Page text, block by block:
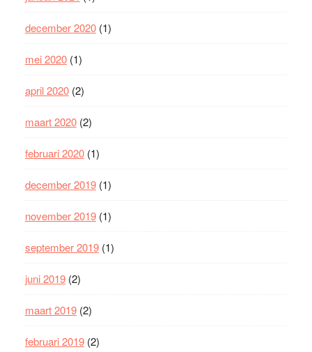
december 2020(1)
mei 2020(1)
april 2020(2)
maart 2020(2)
februari 2020(1)
december 2019(1)
november 2019(1)
september 2019(1)
juni 2019(2)
maart 2019(2)
februari 2019(2)